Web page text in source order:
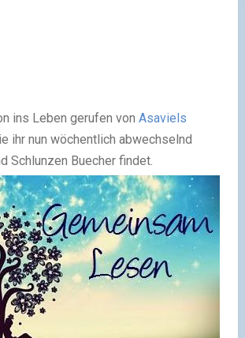
ins Leben gerufen von Asaviels
ihr nun wöchentlich abwechselnd
Schlunzen Buecher findet.